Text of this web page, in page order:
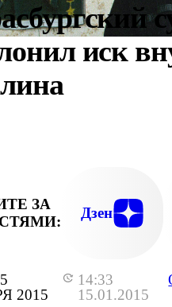
2015
14:33
15.01.2015
иск
ЗА
Дзен